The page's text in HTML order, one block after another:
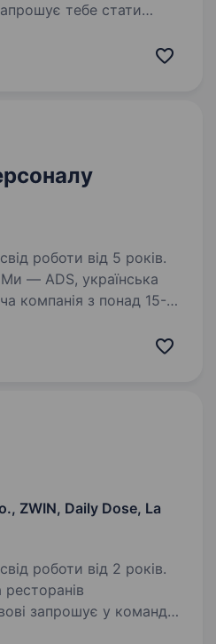
тебе стати
в команді лідера
роботи від 5 років.
компанія з понад 15-
включаючи
ZWIN, Daily Dose, La
роботи від 2 років.
запрошує у команду